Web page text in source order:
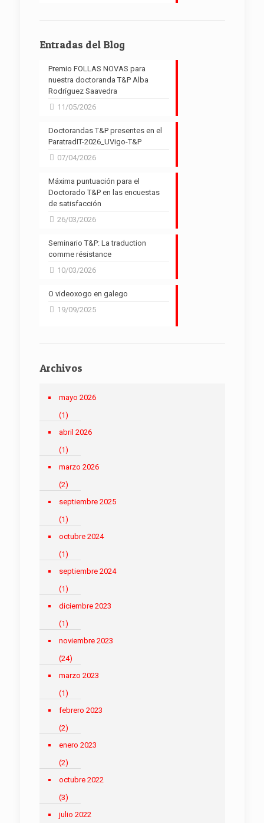
Entradas del Blog
Premio FOLLAS NOVAS para
nuestra doctoranda T&P Alba
Rodríguez Saavedra
11/05/2026
Doctorandas T&P presentes en el
ParatradIT-2026_UVigo-T&P
07/04/2026
Máxima puntuación para el
Doctorado T&P en las encuestas
de satisfacción
26/03/2026
Seminario T&P: La traduction
comme résistance
10/03/2026
O videoxogo en galego
19/09/2025
Archivos
mayo 2026
(1)
abril 2026
(1)
marzo 2026
(2)
septiembre 2025
(1)
octubre 2024
(1)
septiembre 2024
(1)
diciembre 2023
(1)
noviembre 2023
(24)
marzo 2023
(1)
febrero 2023
(2)
enero 2023
(2)
octubre 2022
(3)
julio 2022